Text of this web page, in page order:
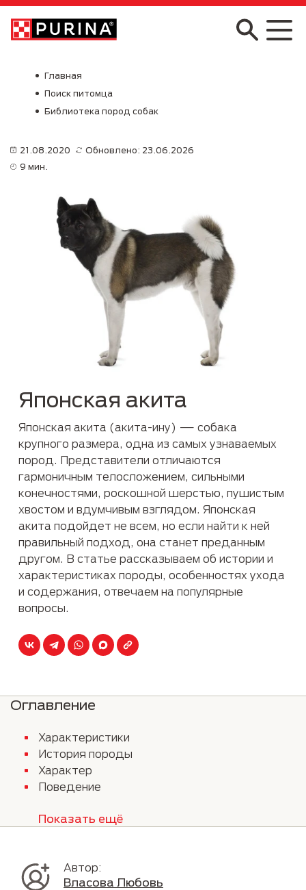
Skip to main content
Главная
Поиск питомца
Библиотека пород собак
21.08.2020
Обновлено: 23.06.2026
9 мин.
Японская акита
Японская акита (акита-ину) — собака
крупного размера, одна из самых узнаваемых
пород. Представители отличаются
гармоничным телосложением, сильными
конечностями, роскошной шерстью, пушистым
хвостом и вдумчивым взглядом. Японская
акита подойдет не всем, но если найти к ней
правильный подход, она станет преданным
другом. В статье рассказываем об истории и
характеристиках породы, особенностях ухода
и содержания, отвечаем на популярные
вопросы.
Оглавление
Характеристики
История породы
Характер
Поведение
Показать ещё
Автор:
Власова Любовь